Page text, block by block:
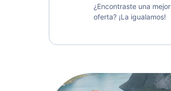
¿Encontraste una mejor
oferta? ¡La igualamos!